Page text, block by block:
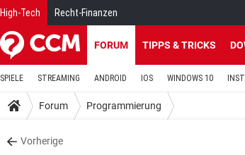
High-Tech Recht-Finanzen
FORUM TIPPS & TRICKS
SPIELE STREAMING ANDROID IOS WINDOWS 10
Forum Programmierung
Vorherige